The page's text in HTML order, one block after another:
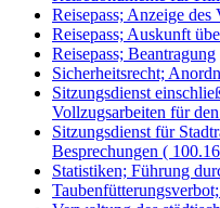
Reisepass; Anzeige
Reisepass; Auskunft
Reisepass; Beantragung
Sicherheitsrecht;
Sitzungsdienst
Vollzugsarbeiten für
Sitzungsdienst für
Besprechungen (
Statistiken; Führung